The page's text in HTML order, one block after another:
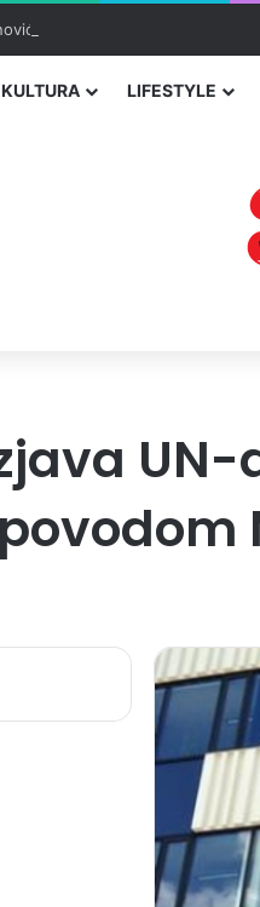
i Kojović traže poseban
KULTURA LIFESTYLE
UN-